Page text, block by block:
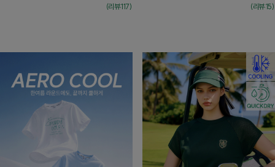
(리뷰:117) (리뷰:15)